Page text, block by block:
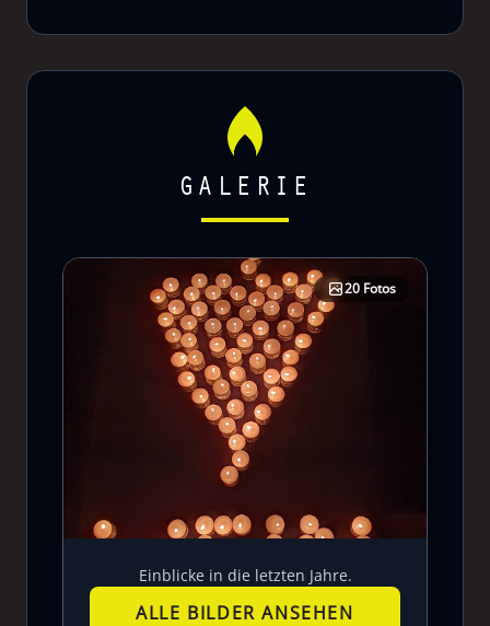
GALERIE
20 Fotos
Einblicke in die letzten Jahre.
ALLE BILDER ANSEHEN